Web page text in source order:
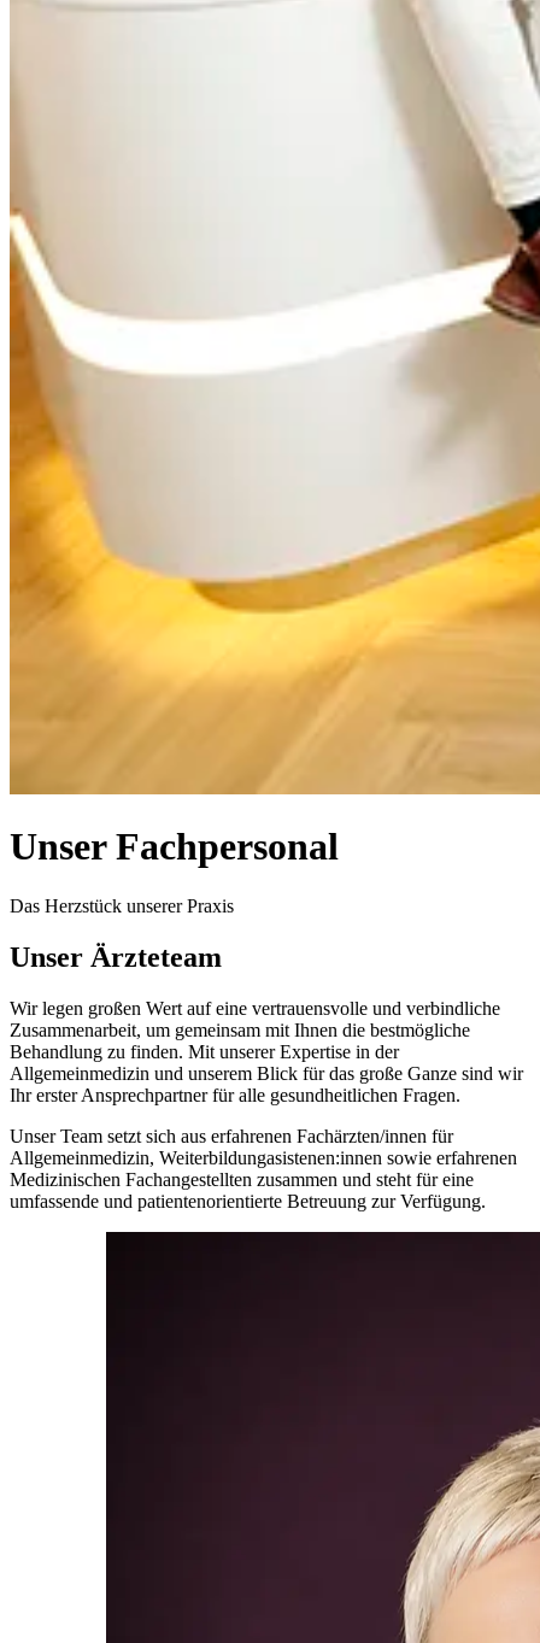
Unser Fachpersonal
Das Herzstück unserer Praxis
Unser Ärzteteam
Wir legen großen Wert auf eine vertrauensvolle und verbindliche
Zusammenarbeit, um gemeinsam mit Ihnen die bestmögliche
Behandlung zu finden. Mit unserer Expertise in der
Allgemeinmedizin und unserem Blick für das große Ganze sind wir
Ihr erster Ansprechpartner für alle gesundheitlichen Fragen.
Unser Team setzt sich aus erfahrenen Fachärzten/innen für
Allgemeinmedizin, Weiterbildungasistenen:innen sowie erfahrenen
Medizinischen Fachangestellten zusammen und steht für eine
umfassende und patientenorientierte Betreuung zur Verfügung.